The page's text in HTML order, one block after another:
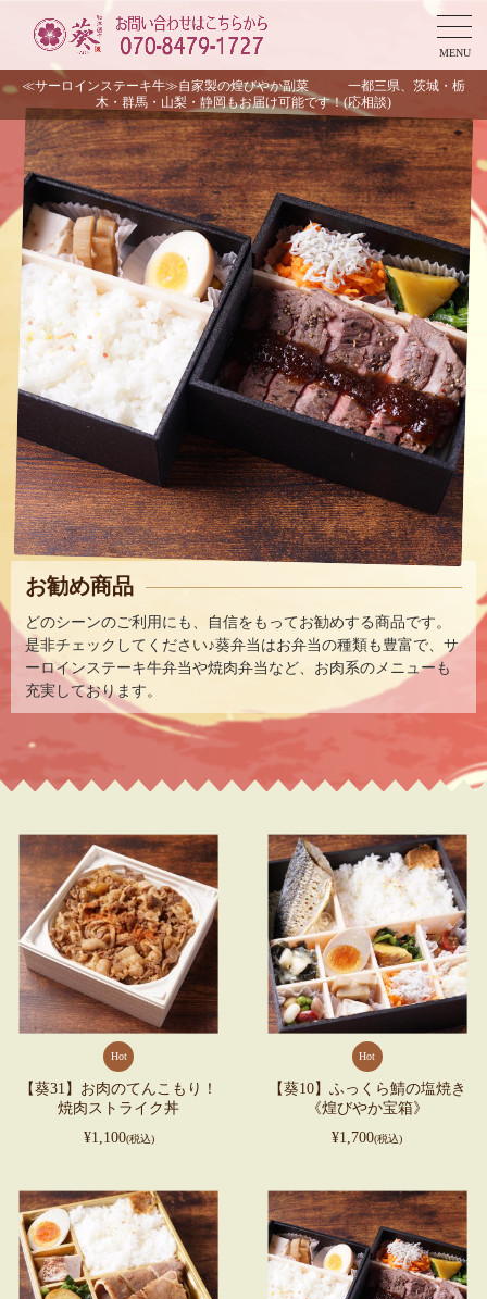
MENU
≪サーロインステーキ牛≫自家製の煌びやか副菜 一都三県、茨城・栃
木・群馬・山梨・静岡もお届け可能です！(応相談)
お勧め商品
どのシーンのご利用にも、自信をもってお勧めする商品です。
是非チェックしてください♪葵弁当はお弁当の種類も豊富で、サ
ーロインステーキ牛弁当や焼肉弁当など、お肉系のメニューも
充実しております。
Hot
【葵31】お肉のてんこもり！
焼肉ストライク丼
¥1,100(税込)
Hot
【葵10】ふっくら鯖の塩焼き
《煌びやか宝箱》
¥1,700(税込)